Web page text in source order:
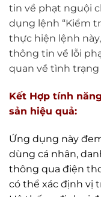
tin về phạt nguội
dụng lệnh “Kiểm
thực hiện lệnh
thông tin về lỗi
quan về tình trạng
Kết Hợp tính
sản hiệu quả:
Ứng dụng này
dùng cá nhân,
thông qua điện
có thể xác định vị